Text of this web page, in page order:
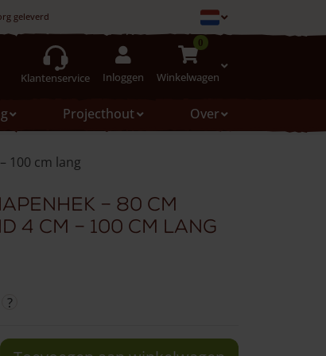
geleverd
Klantenservice Inloggen
0
Winkelwagen
Projecthout
Over
100 cm lang
– 80 cm
cm – 100 cm lang